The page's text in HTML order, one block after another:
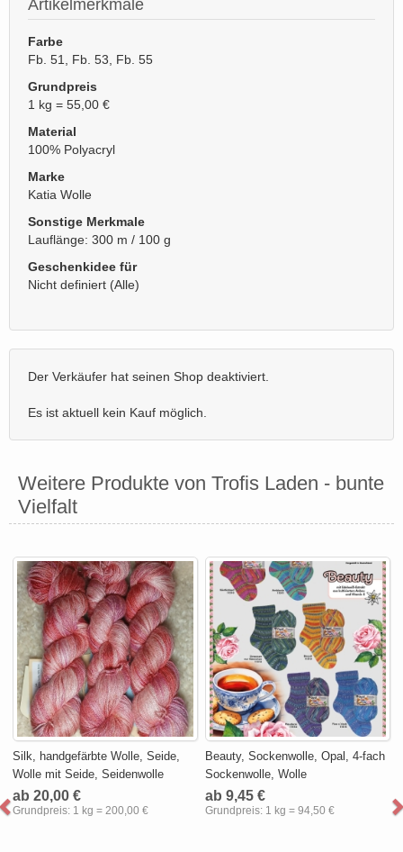
Artikelmerkmale
Farbe
Fb. 51, Fb. 53, Fb. 55
Grundpreis
1 kg = 55,00 €
Material
100% Polyacryl
Marke
Katia Wolle
Sonstige Merkmale
Lauflänge: 300 m / 100 g
Geschenkidee für
Nicht definiert (Alle)
Der Verkäufer hat seinen Shop deaktiviert.
Es ist aktuell kein Kauf möglich.
Weitere Produkte von Trofis Laden - bunte
Vielfalt
Silk, handgefärbte Wolle, Seide,
Wolle mit Seide, Seidenwolle
ab 20,00 €
Grundpreis: 1 kg = 200,00 €
Beauty, Sockenwolle, Opal, 4-fach
Sockenwolle, Wolle
ab 9,45 €
Grundpreis: 1 kg = 94,50 €